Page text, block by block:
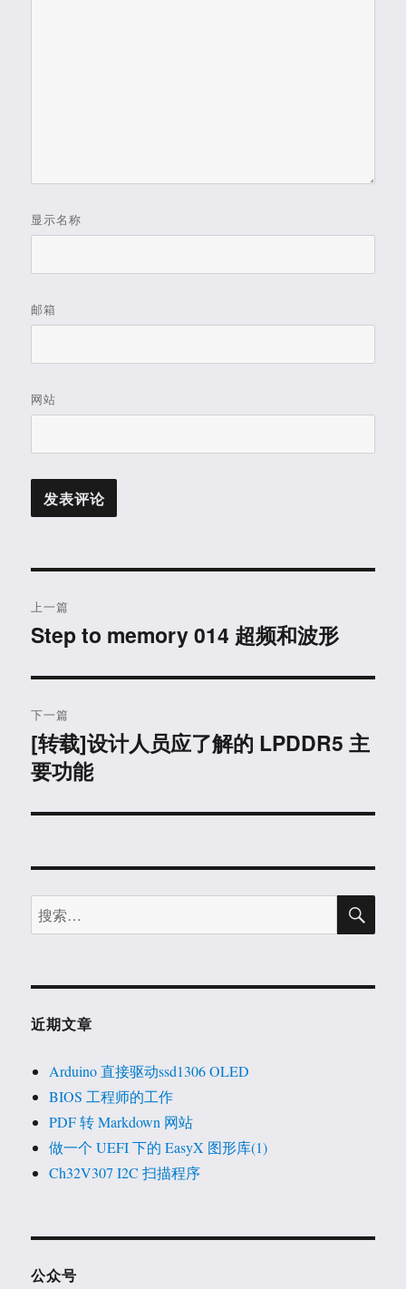
显示名称
邮箱
网站
章
航
上一篇
上
文
章：
Step to memory 014 超频和波形
下一篇
下
篇
章：
[转载]设计人员应了解的 LPDDR5 主
要功能
搜
索：
搜
近期文章
Arduino 直接驱动ssd1306 OLED
BIOS 工程师的工作
PDF 转 Markdown 网站
做一个 UEFI 下的 EasyX 图形库(1)
Ch32V307 I2C 扫描程序
公众号